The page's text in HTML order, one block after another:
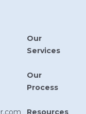
Our
Services
Our
Process
Resources